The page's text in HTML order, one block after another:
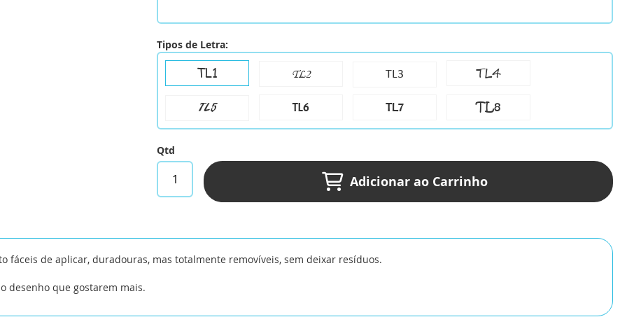
Tipos de Letra:
TL1 TL2 TL3 TL4
TL5 TL6 TL7 TL8
Qtd
Adicionar ao Carrinho
de aplicar, duradouras, mas totalmente removíveis, sem deixar resíduos.
desenho que gostarem mais.